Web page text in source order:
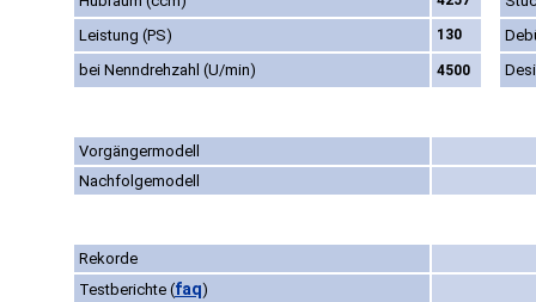
Leistung (PS)
130
bei Nenndrehzahl (U/min)
4500
Vorgängermodell
Nachfolgemodell
Rekorde
Testberichte (faq)